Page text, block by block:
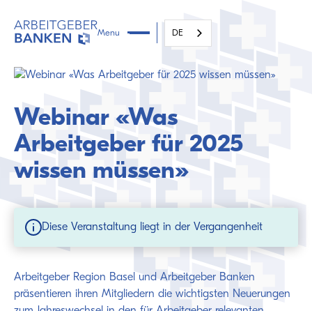
Menu DE
Webinar «Was
Arbeitgeber für 2025
wissen müssen»
Diese Veranstaltung liegt in der Vergangenheit
Arbeitgeber Region Basel und Arbeitgeber Banken
präsentieren ihren Mitgliedern die wichtigsten Neuerungen